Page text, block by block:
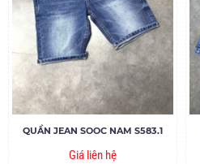
QUẦN JEAN SOOC NAM S583.1
Giá liên hệ